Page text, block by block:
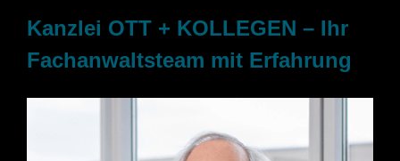
Kanzlei OTT + KOLLEGEN – Ihr
Fachanwaltsteam mit Erfahrung